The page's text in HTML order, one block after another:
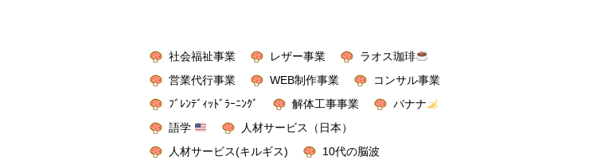
社会福祉事業 レザー事業
ラオス珈琲
営業代行事業
WEB制作事業
コンサル事業
ﾌﾞﾚﾝﾃﾞｨｯﾄﾞﾗｰﾆﾝｸﾞ
解体工事事業
バナナ
語学
人材サービス（日本）
人材サービス(キルギス)
10代の脳波